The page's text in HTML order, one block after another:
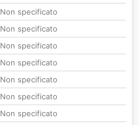
Non specificato
Non specificato
Non specificato
Non specificato
Non specificato
Non specificato
Non specificato